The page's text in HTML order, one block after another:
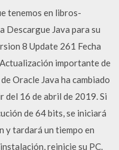
tenemos en libros-
Descargue Java para su
8 Update 261 Fecha
importante de
Oracle Java ha cambiado
del 16 de abril de 2019. Si
de 64 bits, se iniciará
y tardará un tiempo en
reinicie su PC.